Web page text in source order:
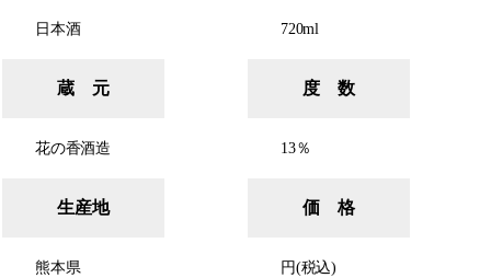
日本酒
蔵 元
花の香酒造
生産地
熊本県
720ml
度 数
13％
価 格
円(税込)